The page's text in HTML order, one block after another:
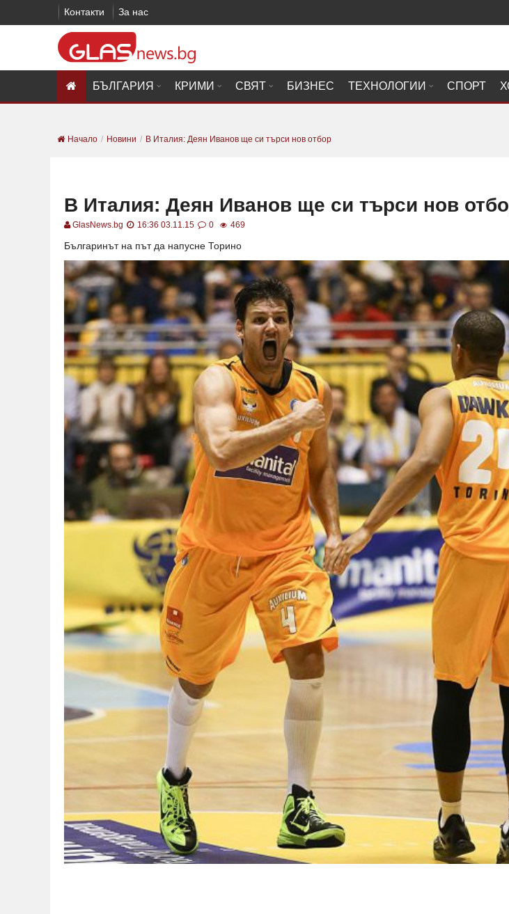
Контакти За нас
БЪЛГАРИЯ КРИМИ СВЯТ БИЗНЕС ТЕХНОЛОГИИ СПОРТ
Начало Новини В Италия: Деян Иванов ще си търси нов отбор
В Италия: Деян Иванов ще си търси нов
GlasNews.bg 16:36 03.11.15 0 469
Българинът на път да напусне Торино